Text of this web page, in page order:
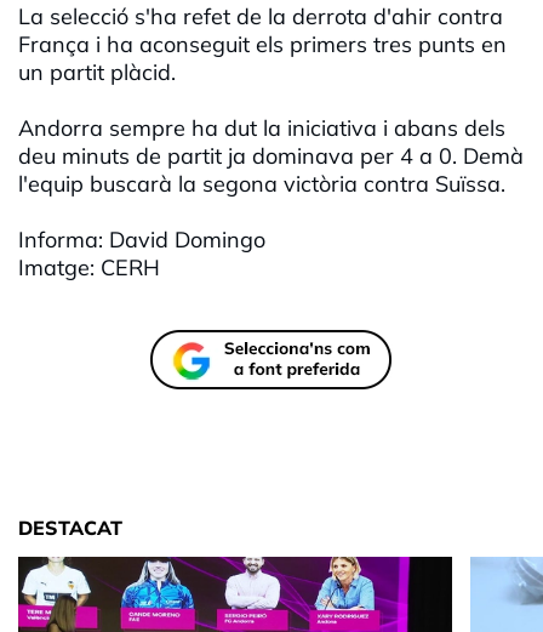
La selecció s'ha refet de la derrota d'ahir contra
França i ha aconseguit els primers tres punts en
un partit plàcid.
Andorra sempre ha dut la iniciativa i abans dels
deu minuts de partit ja dominava per 4 a 0. Demà
l'equip buscarà la segona victòria contra Suïssa.
Informa: David Domingo
Imatge: CERH
DESTACAT